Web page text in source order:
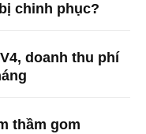
chinh phục?
doanh thu phí
thầm gom